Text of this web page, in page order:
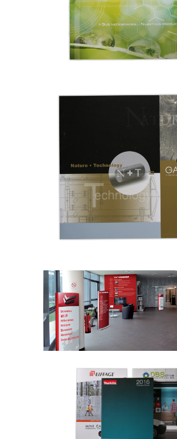
GANAU
Industrie
YANMAR
MAKITA